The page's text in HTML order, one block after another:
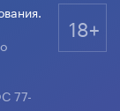
77-
18+